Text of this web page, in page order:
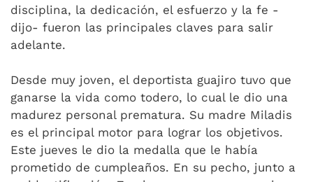
disciplina, la dedicación, el esfuerzo y la fe -
dijo- fueron las principales claves para salir
adelante.
Desde muy joven, el deportista guajiro tuvo que
ganarse la vida como todero, lo cual le dio una
madurez personal prematura. Su madre Miladis
es el principal motor para lograr los objetivos.
Este jueves le dio la medalla que le había
prometido de cumpleaños. En su pecho, junto a